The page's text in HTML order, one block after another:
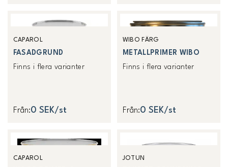
CAPAROL
FASADGRUND
Finns i flera varianter
Från:0 SEK/st
WIBO FÄRG
METALLPRIMER WIBO
Finns i flera varianter
Från:0 SEK/st
CAPAROL JOTUN